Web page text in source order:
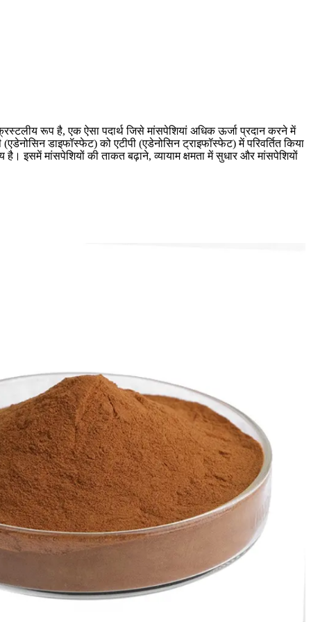
रूप है, एक ऐसा पदार्थ जिसे मांसपेशियां अधिक ऊर्जा प्रदान करने में
डाइफॉस्फेट) को एटीपी (एडेनोसिन ट्राइफॉस्फेट) में परिवर्तित किया
इसमें मांसपेशियों की ताकत बढ़ाने, व्यायाम क्षमता में सुधार और मांसपेशियों